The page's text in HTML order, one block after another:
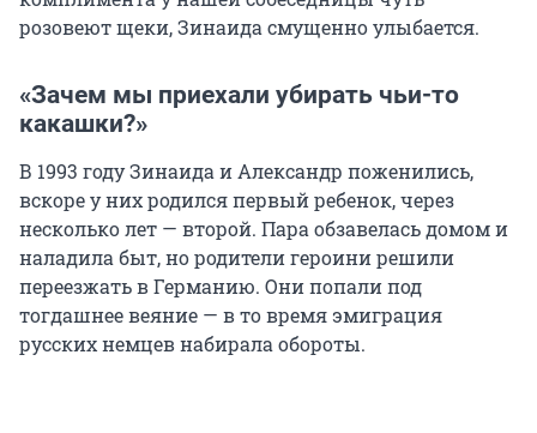
розовеют щеки, Зинаида смущенно улыбается.
«Зачем мы приехали убирать чьи-то
какашки?»
В 1993 году Зинаида и Александр поженились,
вскоре у них родился первый ребенок, через
несколько лет — второй. Пара обзавелась домом и
наладила быт, но родители героини решили
переезжать в Германию. Они попали под
тогдашнее веяние — в то время эмиграция
русских немцев набирала обороты.